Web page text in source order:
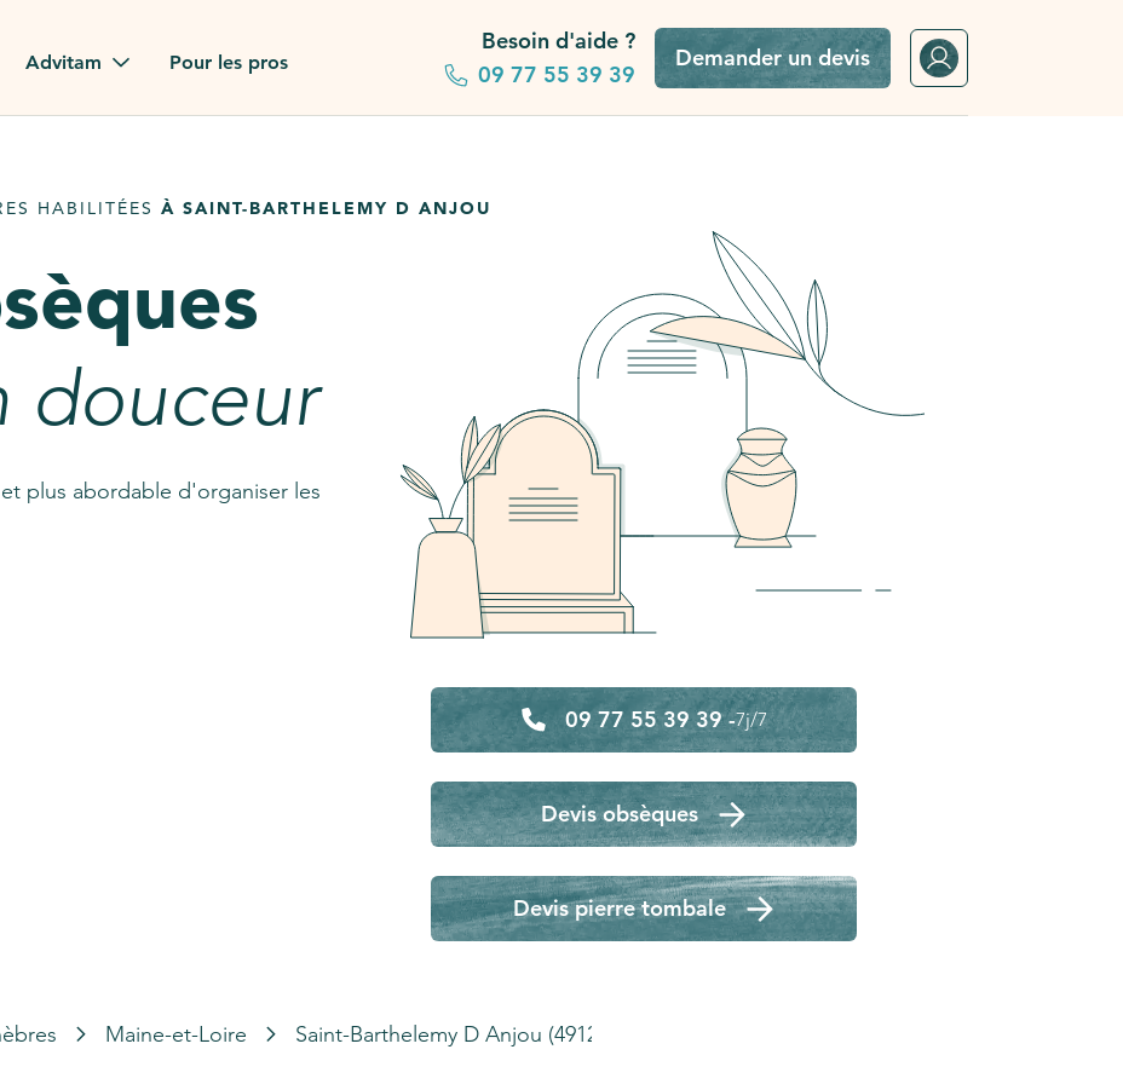
Advitam
dans la presse
notre FAQ
Pour les pros
Besoin d'aide ?
09 77 55 39 39
Demander un devis
HABILITÉES À SAINT-BARTHELEMY D ANJOU
douceur
plus abordable d'organiser les
09 77 55 39 39 -7j/7
Devis obsèques
Devis pierre tombale
Maine-et-Loire Saint-Barthelemy D Anjou (49124)